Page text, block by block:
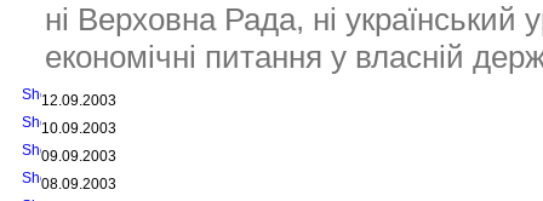
ні Верховна Рада, ні
економічні питання у власній
12.09.2003
10.09.2003
09.09.2003
08.09.2003